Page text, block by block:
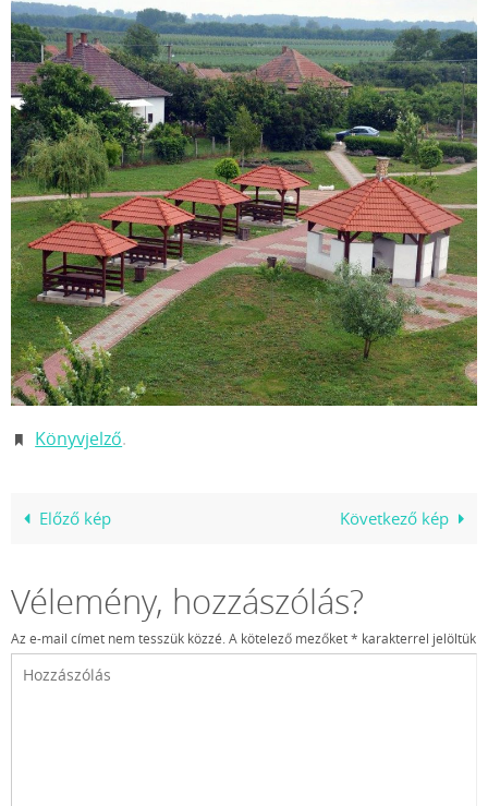
Könyvjelző.
Előző kép Következő kép
Vélemény, hozzászólás?
Az e-mail címet nem tesszük közzé.A kötelező mezőket* karakterrel jelöltük